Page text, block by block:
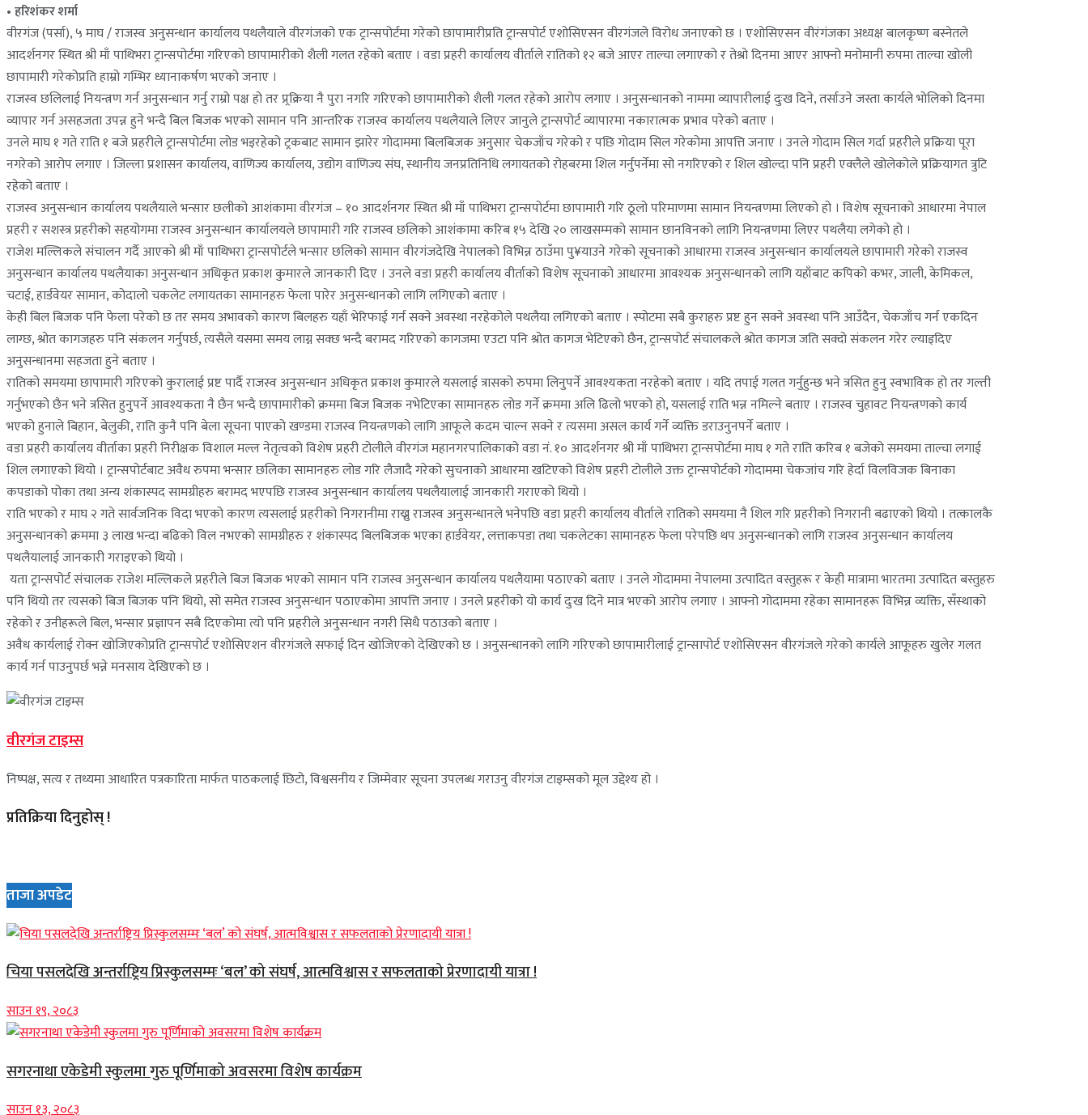
• हरिशंकर शर्मा
वीरगंज (पर्सा), ५ माघ / राजस्व अनुसन्धान कार्यालय पथलैयाले वीरगंजको एक ट्रान्सपोर्टमा गरेको छापामारीप्रति ट्रान्सपोर्ट एशोसिएसन वीरगंजले विरोध जनाएको छ । एशोसिएसन वीरंगंजका अध्यक्ष बालकृष्ण बस्नेतले
आदर्शनगर स्थित श्री माँ पाथिभरा ट्रान्सपोर्टमा गरिएको छापामारीको शैली गलत रहेको बताए । वडा प्रहरी कार्यालय वीर्ताले रातिको १२ बजे आएर ताल्चा लगाएको र तेश्रो दिनमा आएर आफ्नो मनोमानी रुपमा ताल्चा खोली
छापामारी गरेकोप्रति हाम्रो गम्भिर ध्यानाकर्षण भएको जनाए ।
राजस्व छलिलाई नियन्त्रण गर्न अनुसन्धान गर्नु राम्रो पक्ष हो तर प्र्रक्रिया नै पुरा नगरि गरिएको छापामारीको शैली गलत रहेको आरोप लगाए । अनुसन्धानको नाममा व्यापारीलाई दुःख दिने, तर्साउने जस्ता कार्यले भोलिको दिनमा
व्यापार गर्न असहजता उपन्न हुने भन्दै बिल बिजक भएको सामान पनि आन्तरिक राजस्व कार्यालय पथलैयाले लिएर जानुले ट्रान्सपोर्ट व्यापारमा नकारात्मक प्रभाव परेको बताए ।
उनले माघ १ गते राति १ बजे प्रहरीले ट्रान्सपोर्टमा लोड भइरहेको ट्रकबाट सामान झारेर गोदाममा बिलबिजक अनुसार चेकजाँच गरेको र पछि गोदाम सिल गरेकोमा आपत्ति जनाए । उनले गोदाम सिल गर्दा प्रहरीले प्रक्रिया पूरा
नगरेको आरोप लगाए । जिल्ला प्रशासन कार्यालय, वाणिज्य कार्यालय, उद्योग वाणिज्य संघ, स्थानीय जनप्रतिनिधि लगायतको रोहबरमा शिल गर्नुपर्नेमा सो नगरिएको र शिल खोल्दा पनि प्रहरी एक्लैले खोलेकोले प्रक्रियागत त्रुटि
रहेको बताए ।
राजस्व अनुसन्धान कार्यालय पथलैयाले भन्सार छलीको आशंकामा वीरगंज – १० आदर्शनगर स्थित श्री माँ पाथिभरा ट्रान्सपोर्टमा छापामारी गरि ठूलो परिमाणमा सामान नियन्त्रणमा लिएको हो । विशेष सूचनाको आधारमा नेपाल
प्रहरी र सशस्त्र प्रहरीको सहयोगमा राजस्व अनुसन्धान कार्यालयले छापामारी गरि राजस्व छलिको आशंकामा करिब १५ देखि २० लाखसम्मको सामान छानविनको लागि नियन्त्रणमा लिएर पथलैया लगेको हो ।
राजेश मल्लिकले संचालन गर्दै आएको श्री माँ पाथिभरा ट्रान्सपोर्टले भन्सार छलिको सामान वीरगंजदेखि नेपालको विभिन्न ठाउँमा पु¥याउने गरेको सूचनाको आधारमा राजस्व अनुसन्धान कार्यालयले छापामारी गरेको राजस्व
अनुसन्धान कार्यालय पथलैयाका अनुसन्धान अधिकृत प्रकाश कुमारले जानकारी दिए । उनले वडा प्रहरी कार्यालय वीर्ताको विशेष सूचनाको आधारमा आवश्यक अनुसन्धानको लागि यहाँबाट कपिको कभर, जाली, केमिकल,
चटाई, हार्डवेयर सामान, कोदालो चकलेट लगायतका सामानहरु फेला पारेर अनुसन्धानको लागि लगिएको बताए ।
केही बिल बिजक पनि फेला परेको छ तर समय अभावको कारण बिलहरु यहाँ भेरिफाई गर्न सक्ने अवस्था नरहेकोले पथलैया लगिएको बताए । स्पोटमा सबै कुराहरु प्रष्ट हुन सक्ने अवस्था पनि आउँदैन, चेकजाँच गर्न एकदिन
लाग्छ, श्रोत कागजहरु पनि संकलन गर्नुपर्छ, त्यसैले यसमा समय लाग्न सक्छ भन्दै बरामद गरिएको कागजमा एउटा पनि श्रोत कागज भेटिएको छैन, ट्रान्सपोर्ट संचालकले श्रोत कागज जति सक्दो संकलन गरेर ल्याइदिए
अनुसन्धानमा सहजता हुने बताए ।
रातिको समयमा छापामारी गरिएको कुरालाई प्रष्ट पार्दै राजस्व अनुसन्धान अधिकृत प्रकाश कुमारले यसलाई त्रासको रुपमा लिनुपर्ने आवश्यकता नरहेको बताए । यदि तपाई गलत गर्नुहुन्छ भने त्रसित हुनु स्वभाविक हो तर गल्ती
गर्नुभएको छैन भने त्रसित हुनुपर्ने आवश्यकता नै छैन भन्दै छापामारीको क्रममा बिज बिजक नभेटिएका सामानहरु लोड गर्ने क्रममा अलि ढिलो भएको हो, यसलाई राति भन्न नमिल्ने बताए । राजस्व चुहावट नियन्त्रणको कार्य
भएको हुनाले बिहान, बेलुकी, राति कुनै पनि बेला सूचना पाएको खण्डमा राजस्व नियन्त्रणको लागि आफूले कदम चाल्न सक्ने र त्यसमा असल कार्य गर्ने व्यक्ति डराउनुनपर्ने बताए ।
वडा प्रहरी कार्यालय वीर्ताका प्रहरी निरीक्षक विशाल मल्ल नेतृत्वको विशेष प्रहरी टोलीले वीरगंज महानगरपालिकाको वडा नं. १० आदर्शनगर श्री माँ पाथिभरा ट्रान्सपोर्टमा माघ १ गते राति करिब १ बजेको समयमा ताल्चा लगाई
शिल लगाएको थियो । ट्रान्सपोर्टबाट अवैध रुपमा भन्सार छलिका सामानहरु लोड गरि लैजादै गरेको सुचनाको आधारमा खटिएको विशेष प्रहरी टोलीले उक्त ट्रान्सपोर्टको गोदाममा चेकजांच गरि हेर्दा विलविजक बिनाका
कपडाको पोका तथा अन्य शंकास्पद सामग्रीहरु बरामद भएपछि राजस्व अनुसन्धान कार्यालय पथलैयालाई जानकारी गराएको थियो ।
राति भएको र माघ २ गते सार्वजनिक विदा भएको कारण त्यसलाई प्रहरीको निगरानीमा राख्नु राजस्व अनुसन्धानले भनेपछि वडा प्रहरी कार्यालय वीर्ताले रातिको समयमा नै शिल गरि प्रहरीको निगरानी बढाएको थियो । तत्कालकै
अनुसन्धानको क्रममा ३ लाख भन्दा बढिको विल नभएको सामग्रीहरु र शंकास्पद बिलबिजक भएका हार्डवेयर, लत्ताकपडा तथा चकलेटका सामानहरु फेला परेपछि थप अनुसन्धानको लागि राजस्व अनुसन्धान कार्यालय
पथलैयालाई जानकारी गराइएको थियो ।
यता ट्रान्सपोर्ट संचालक राजेश मल्लिकले प्रहरीले बिज बिजक भएको सामान पनि राजस्व अनुसन्धान कार्यालय पथलैयामा पठाएको बताए । उनले गोदाममा नेपालमा उत्पादित वस्तुहरू र केही मात्रामा भारतमा उत्पादित बस्तुहरु
पनि थियो तर त्यसको बिज बिजक पनि थियो, सो समेत राजस्व अनुसन्धान पठाएकोमा आपत्ति जनाए । उनले प्रहरीको यो कार्य दुःख दिने मात्र भएको आरोप लगाए । आफ्नो गोदाममा रहेका सामानहरू विभिन्न व्यक्ति, सँस्थाको
रहेको र उनीहरूले बिल, भन्सार प्रज्ञापन सबै दिएकोमा त्यो पनि प्रहरीले अनुसन्धान नगरी सिधै पठाउको बताए ।
अवैध कार्यलाई रोक्न खोजिएकोप्रति ट्रान्सपोर्ट एशोसिएशन वीरगंजले सफाई दिन खोजिएको देखिएको छ । अनुसन्धानको लागि गरिएको छापामारीलाई ट्रान्सापोर्ट एशोसिएसन वीरगंजले गरेको कार्यले आफूहरु खुलेर गलत
कार्य गर्न पाउनुपर्छ भन्ने मनसाय देखिएको छ ।
वीरगंज टाइम्स
निष्पक्ष, सत्य र तथ्यमा आधारित पत्रकारिता मार्फत पाठकलाई छिटो, विश्वसनीय र जिम्मेवार सूचना उपलब्ध गराउनु वीरगंज टाइम्सको मूल उद्देश्य हो ।
प्रतिक्रिया दिनुहोस् !
ताजा अपडेट
चिया पसलदेखि अन्तर्राष्ट्रिय प्रिस्कुलसम्मः ‘बल’ को संघर्ष, आत्मविश्वास र सफलताको प्रेरणादायी यात्रा !
साउन १९, २०८३
सगरनाथा एकेडेमी स्कुलमा गुरु पूर्णिमाको अवसरमा विशेष कार्यक्रम
साउन १३, २०८३